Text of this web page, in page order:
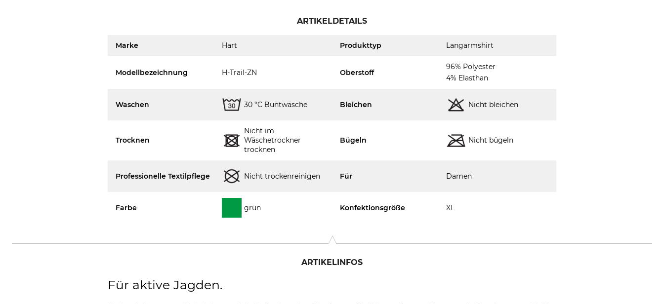
ARTIKELDETAILS
Marke Hart Produkttyp Langarmshirt
Modellbezeichnung H-Trail-ZN Oberstoff
96% Polyester
4% Elasthan
Waschen 30 °C Buntwäsche Bleichen Nicht bleichen
Trocknen
Nicht im
Wäschetrockner
trocknen
Bügeln Nicht bügeln
Professionelle Textilpflege Nicht trockenreinigen Für Damen
Farbe grün Konfektionsgröße XL
ARTIKELINFOS
Für aktive Jagden.